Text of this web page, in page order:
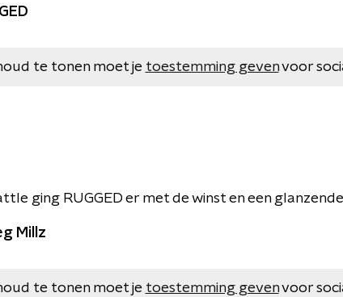
te tonen moet je toestemming gevenvoor
ging RUGGED er met de winst en een
Millz
te tonen moet je toestemming gevenvoor